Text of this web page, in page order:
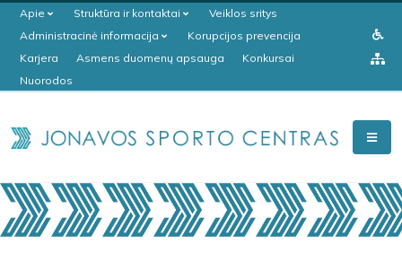
Apie Struktūra ir kontaktai
Veiklos sritys
Administracinė informacija
Korupcijos prevencija
Karjera
Asmens duomenų apsauga
Konkursai
Nuorodos